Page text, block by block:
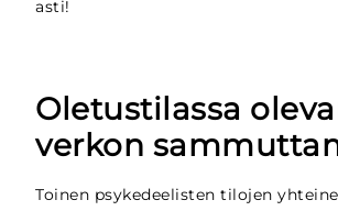
asti!
Oletustilassa
verkon
Toinen psykedeelisten tilojen